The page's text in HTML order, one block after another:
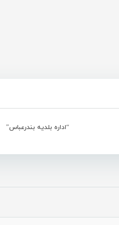
“اداره بلدیه بندرعباس”